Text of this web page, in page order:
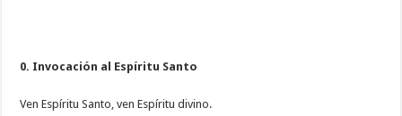
0. Invocación al Espíritu Santo
Ven Espíritu Santo, ven Espíritu divino.